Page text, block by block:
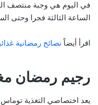
الساعة الثالثة فجرا وحتى
اقرأ أيضاً نصائح رمضانية
رجيم رمضان
يعد اختصاصي التغذية